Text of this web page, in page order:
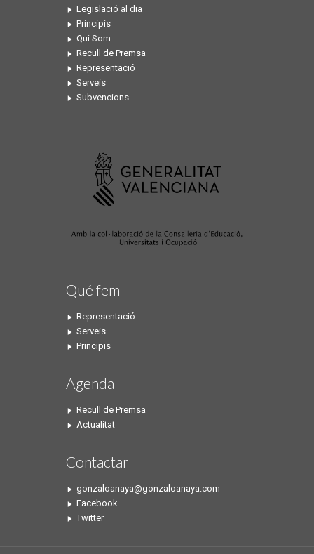
Legislació al dia
Principis
Qui Som
Recull de Premsa
Representació
Serveis
Subvencions
Qué fem
Representació
Serveis
Principis
Agenda
Recull de Premsa
Actualitat
Contactar
gonzaloanaya@gonzaloanaya.com
Facebook
Twitter